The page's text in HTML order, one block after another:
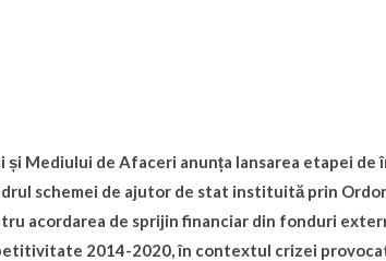
Mediului de Afaceri anunța lansarea etapei de
schemei de ajutor de stat instituită prin
acordarea de sprijin financiar din fonduri
2014-2020, în contextul crizei